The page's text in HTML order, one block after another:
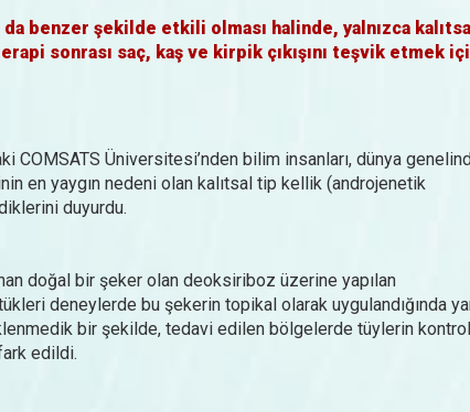
benzer şekilde etkili olması halinde, yalnızca kalıtsal
sonrası saç, kaş ve kirpik çıkışını teşvik etmek
COMSATS Üniversitesi’nden bilim insanları, dünya
en yaygın nedeni olan kalıtsal tip kellik (androjenetik
duyurdu.
doğal bir şeker olan deoksiriboz üzerine yapılan
deneylerde bu şekerin topikal olarak uygulandığında
bir şekilde, tedavi edilen bölgelerde tüylerin kontrol
edildi.